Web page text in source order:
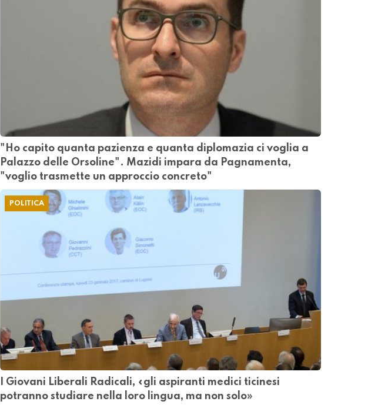
"Ho capito quanta pazienza e quanta diplomazia ci voglia a
Palazzo delle Orsoline". Mazidi impara da Pagnamenta,
"voglio trasmette un approccio concreto"
POLITICA
I Giovani Liberali Radicali, «gli aspiranti medici ticinesi
potranno studiare nella loro lingua, ma non solo»